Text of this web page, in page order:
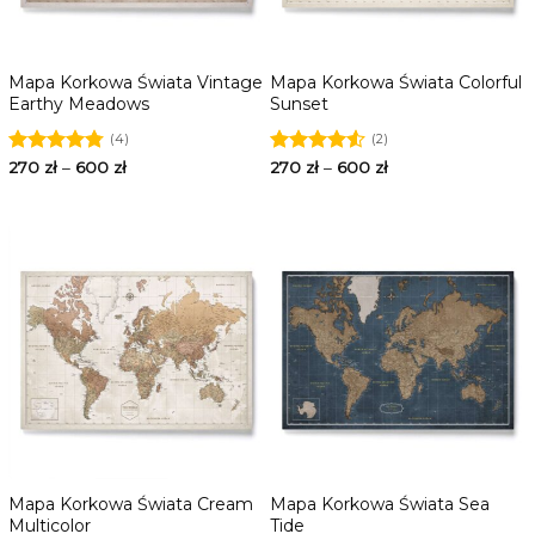
Mapa Korkowa Świata Vintage
Earthy Meadows
Oceniono
(4)
270 zł– 600 zł
Mapa Korkowa Świata Colorful
Sunset
Oceniono
(2)
270 zł– 600 zł
Mapa Korkowa Świata Cream
Multicolor
Mapa Korkowa Świata Sea
Tide